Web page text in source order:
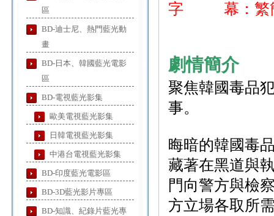
區
BD-迪士尼、熱門藍光動
畫
BD-日本、韓國藍光電影
區
BD-電視藍光影集
歐美電視藍光影集
日韓電視藍光影集
中港台電視藍光影集
BD-印度藍光電影區
BD-3D藍光影片專區
BD-知識、紀錄片藍光專
字 幕：繁簡
劇情簡介
聚焦韓國毒品
事。
晦暗的韓國毒
藏著在黑道與
門向警方與檢
方立場各取所